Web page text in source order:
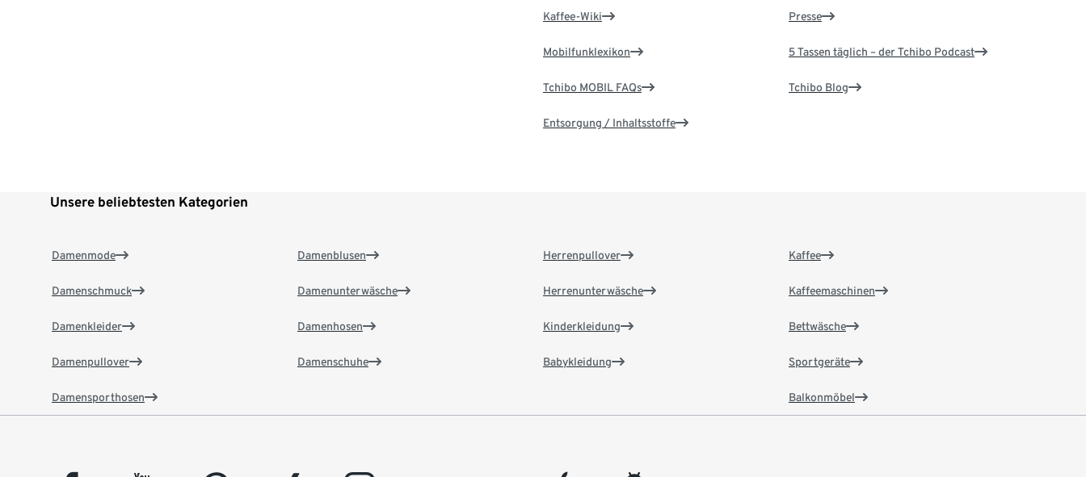
Kaffee-Wiki
Mobilfunklexikon
Tchibo MOBIL FAQs
Entsorgung / Inhaltsstoffe
Presse
5 Tassen täglich – der Tchibo Podcast
Tchibo Blog
Unsere beliebtesten Kategorien
Damenmode
Damenschmuck
Damenkleider
Damenpullover
Damensporthosen
Damenblusen
Damenunterwäsche
Damenhosen
Damenschuhe
Herrenpullover
Herrenunterwäsche
Kinderkleidung
Babykleidung
Kaffee
Kaffeemaschinen
Bettwäsche
Sportgeräte
Balkonmöbel